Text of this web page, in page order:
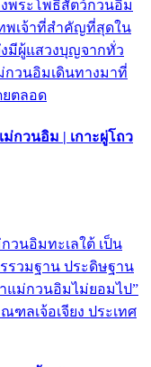
พระโพธิสัตว์กวนอิม
พเจ้าที่สำคัญที่สุดใน
มีผู้แสวงบุญจากทั่ว
กวนอิมเดินทางมาที่
ยตลอด
กวนอิม | เกาะผู่โถว
วนอิมทะเลใต้ เป็น
รวมฐาน ประดิษฐาน
แม่กวนอิมไม่ยอมไป”
ฑลเจ้อเจียง ประเทศ